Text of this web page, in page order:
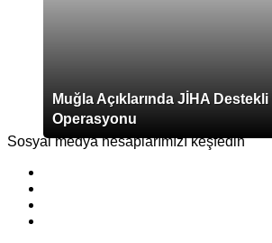
Muğla Açıklarında JİHA
Operasyonu
Sosyal medya hesaplarımızı keşfedin